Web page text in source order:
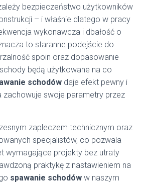
bezpieczeństwo użytkowników
– i właśnie dlatego w pracy
wykonawcza i dbałość o
to staranne podejście do
spoin oraz dopasowanie
będą użytkowane na co
schodów daje efekt pewny i
zachowuje swoje parametry przez
zapleczem technicznym oraz
specjalistów, co pozwala
wymagające projekty bez utraty
praktykę z nastawieniem na
spawanie schodów w naszym